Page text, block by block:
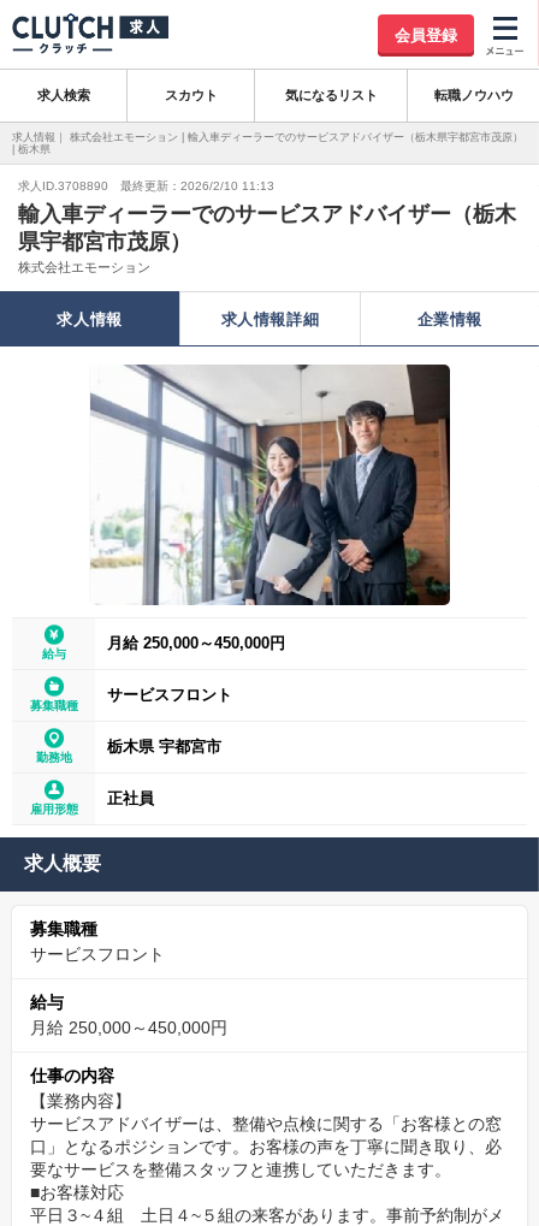
会員登録
求人検索 スカウト 気になるリスト 転職ノウハウ
求人情報｜ 株式会社エモーション | 輸入車ディーラーでのサービスアドバイザー（栃木県宇都宮市茂原）
| 栃木県
求人ID.3708890 最終更新：2026/2/10 11:13
輸入車ディーラーでのサービスアドバイザー（栃木
県宇都宮市茂原）
株式会社エモーション
求人情報 求人情報詳細 企業情報
給与
月給 250,000～450,000円
募集職種
サービスフロント
勤務地
栃木県 宇都宮市
雇用形態
正社員
求人概要
募集職種
サービスフロント
給与
月給 250,000～450,000円
仕事の内容
【業務内容】
サービスアドバイザーは、整備や点検に関する「お客様との窓
口」となるポジションです。お客様の声を丁寧に聞き取り、必
要なサービスを整備スタッフと連携していただきます。
■お客様対応
平日３~４組 土日４~５組の来客があります。事前予約制がメ